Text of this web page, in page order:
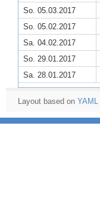
So. 05.03.2017
So. 05.02.2017
Sa. 04.02.2017
So. 29.01.2017
Sa. 28.01.2017
Layout based on YAML